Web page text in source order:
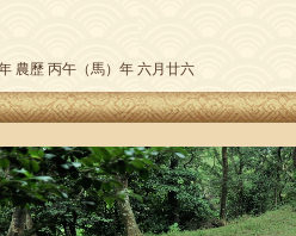
農歷 丙午（馬）年 六月廿六